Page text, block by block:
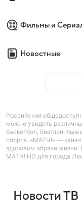
Фильмы и
Новостные
Российский
можно увидеть
баскетбол, биатлон,
спорта. «МАТЧ!» —
здоровом образе
МАТЧ! HD для города
Новости ТВ